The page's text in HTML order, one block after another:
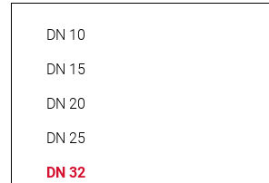
DN 10
DN 15
DN 20
DN 25
DN 32